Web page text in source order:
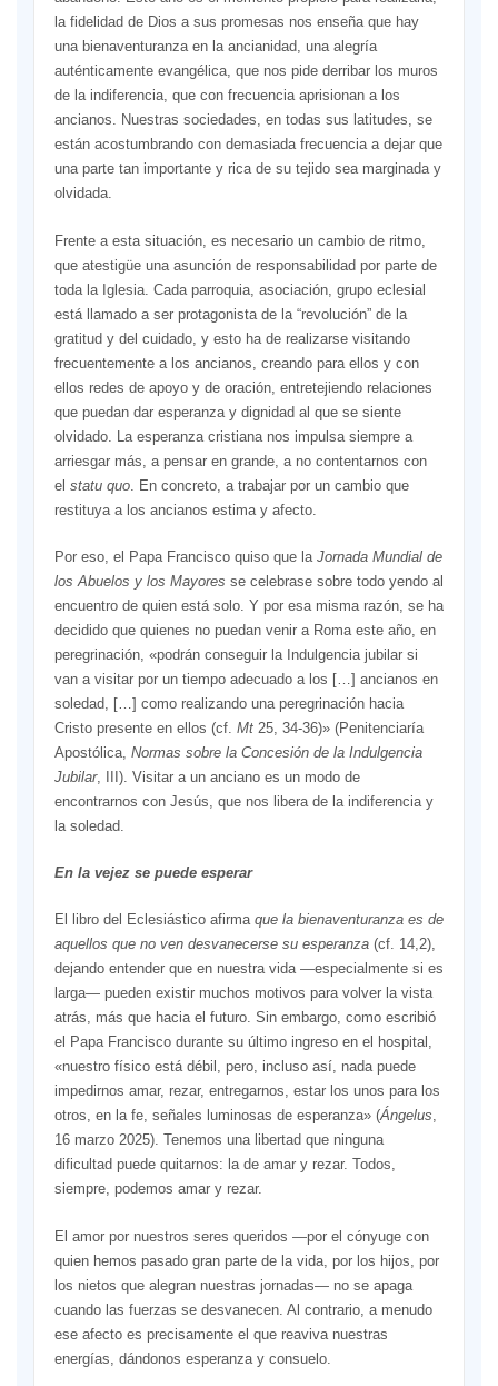
la fidelidad de Dios a sus promesas nos enseña que hay
una bienaventuranza en la ancianidad, una alegría
auténticamente evangélica, que nos pide derribar los muros
de la indiferencia, que con frecuencia aprisionan a los
ancianos. Nuestras sociedades, en todas sus latitudes, se
están acostumbrando con demasiada frecuencia a dejar que
una parte tan importante y rica de su tejido sea marginada y
olvidada.
Frente a esta situación, es necesario un cambio de ritmo,
que atestigüe una asunción de responsabilidad por parte de
toda la Iglesia. Cada parroquia, asociación, grupo eclesial
está llamado a ser protagonista de la “revolución” de la
gratitud y del cuidado, y esto ha de realizarse visitando
frecuentemente a los ancianos, creando para ellos y con
ellos redes de apoyo y de oración, entretejiendo relaciones
que puedan dar esperanza y dignidad al que se siente
olvidado. La esperanza cristiana nos impulsa siempre a
arriesgar más, a pensar en grande, a no contentarnos con
el statu quo. En concreto, a trabajar por un cambio que
restituya a los ancianos estima y afecto.
Por eso, el Papa Francisco quiso que la Jornada Mundial de
los Abuelos y los Mayores se celebrase sobre todo yendo al
encuentro de quien está solo. Y por esa misma razón, se ha
decidido que quienes no puedan venir a Roma este año, en
peregrinación, «podrán conseguir la Indulgencia jubilar si
van a visitar por un tiempo adecuado a los […] ancianos en
soledad, […] como realizando una peregrinación hacia
Cristo presente en ellos (cf. Mt25, 34-36)» (Penitenciaría
Apostólica, Normas sobre la Concesión de la Indulgencia
Jubilar, III). Visitar a un anciano es un modo de
encontrarnos con Jesús, que nos libera de la indiferencia y
la soledad.
En la vejez se puede esperar
El libro del Eclesiástico afirma que la bienaventuranza es de
aquellos que no ven desvanecerse su esperanza(cf. 14,2),
dejando entender que en nuestra vida —especialmente si es
larga— pueden existir muchos motivos para volver la vista
atrás, más que hacia el futuro. Sin embargo, como escribió
el Papa Francisco durante su último ingreso en el hospital,
«nuestro físico está débil, pero, incluso así, nada puede
impedirnos amar, rezar, entregarnos, estar los unos para los
otros, en la fe, señales luminosas de esperanza» (Ángelus,
16 marzo 2025). Tenemos una libertad que ninguna
dificultad puede quitarnos: la de amar y rezar. Todos,
siempre, podemos amar y rezar.
El amor por nuestros seres queridos —por el cónyuge con
quien hemos pasado gran parte de la vida, por los hijos, por
los nietos que alegran nuestras jornadas— no se apaga
cuando las fuerzas se desvanecen. Al contrario, a menudo
ese afecto es precisamente el que reaviva nuestras
energías, dándonos esperanza y consuelo.